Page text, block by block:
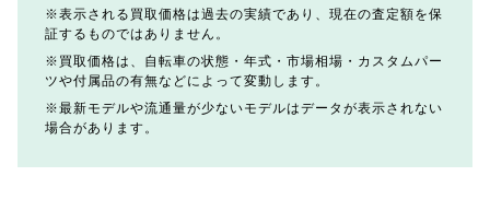
表示される買取価格は過去の実績であり、現在の査定額を保
証するものではありません。
買取価格は、自転車の状態・年式・市場相場・カスタムパー
ツや付属品の有無などによって変動します。
最新モデルや流通量が少ないモデルはデータが表示されない
場合があります。